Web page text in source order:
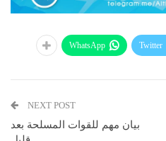
Twitter
WhatsApp
NEXT POST
بيان مهم للقوات المسلحة بعد